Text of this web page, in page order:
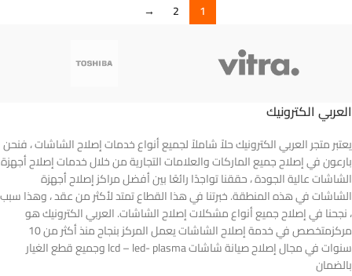
1
2
→
العربي الكترونيك
يعتبر متجر العربي الكترونيك حلاً شاملاً لجميع أنواع خدمات إصلاح الشاشات ، فنحن
بارعون في إصلاح جميع الماركات والعلامات التجارية من خلال خدمات إصلاح أجهزة
الشاشات عالية الجودة ، حققنا تواجدًا رائعًا بين أفضل مراكز إصلاح أجهزة
الشاشات في هذه المنطقة. خبرتنا في هذا القطاع تمتد لأكثر من عقد ، وهذا سبب
، نجحنا في إصلاح جميع أنواع مشكلات إصلاح الشاشات. العربي الكترونيك هو
مركزمتخصص في خدمة إصلاح الشاشات يعمل المركز بنجاح منذ أكثر من 10
سنوات في مجال إصلاح صيانة شاشات lcd – led- plasma وجميع قطع الغيار
بالضمان